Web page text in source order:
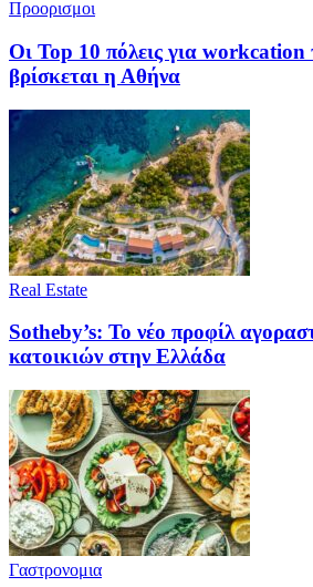
Προορισμοι
Οι Top 10 πόλεις για
βρίσκεται η Αθήνα
Real Estate
Sotheby’s: Το νέο προφίλ
κατοικιών στην Ελλάδα
Γαστρονομια